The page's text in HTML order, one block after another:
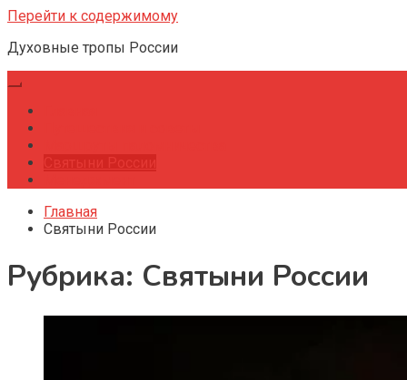
Перейти к содержимому
Духовные тропы России
Главная
Святыни России
Рубрика: Святыни России